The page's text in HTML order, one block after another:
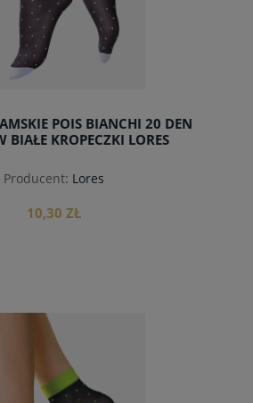
POIS BIANCHI 20 DEN
BIAŁE KROPECZKI LORES
Producent: Lores
10,30 ZŁ
do koszyka